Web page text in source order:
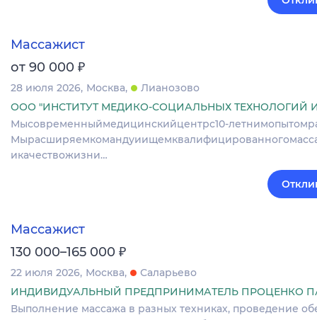
Массажист
от 90 000 ₽
28 июля 2026 Москва
Лианозово
ООО "ИНСТИТУТ МЕДИКО-СОЦИАЛЬНЫХ ТЕХНОЛОГИЙ
икачествожизни…
Массажист
130 000–165 000 ₽
22 июля 2026 Москва
Саларьево
ИНДИВИДУАЛЬНЫЙ ПРЕДПРИНИМАТЕЛЬ ПРОЦЕНКО
Выполнение массажа в разных техниках, проведение